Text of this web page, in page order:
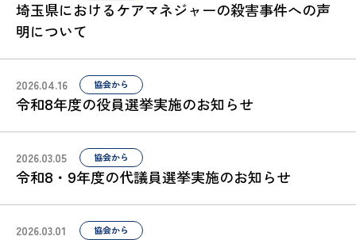
埼玉県におけるケアマネジャーの殺害事件への声
明について
2026.04.16 協会から
令和8年度の役員選挙実施のお知らせ
2026.03.05 協会から
令和8・9年度の代議員選挙実施のお知らせ
2026.03.01 協会から